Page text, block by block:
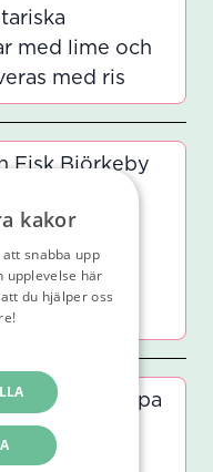
med lime och
med ris
Fisk Björkeby
och kokt
Quorn
remouladsås
Broccolisoppa
kakor
snabba upp
upplevelse här
du hjälper oss